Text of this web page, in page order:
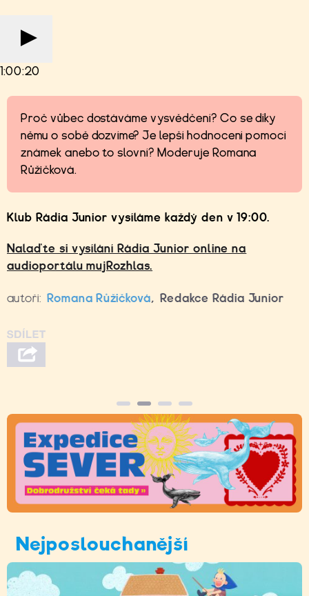
1:00:20
Proč vůbec dostáváme vysvědčení? Co se díky
němu o sobě dozvíme? Je lepší hodnocení pomocí
známek anebo to slovní? Moderuje Romana
Růžičková.
Klub Rádia Junior vysíláme každý den v 19:00.
Nalaďte si vysílání Rádia Junior online na
audioportálu mujRozhlas.
autoři: Romana Růžičková, Redakce Rádia Junior
Nejposlouchanější